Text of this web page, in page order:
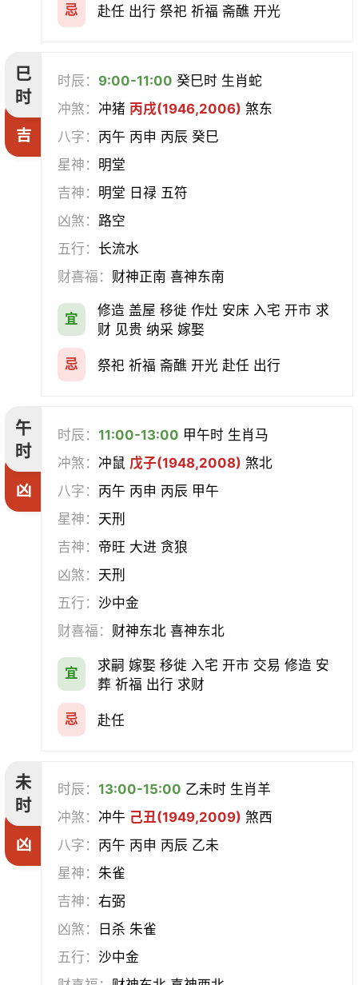
忌 赴任 出行 祭祀 祈福 斋醮 开光
巳
时
吉
时辰： 9:00-11:00 癸巳时 生肖蛇
冲煞：冲猪 丙戌(1946,2006) 煞东
八字： 丙午 丙申 丙辰 癸巳
星神： 明堂
吉神： 明堂 日禄 五符
凶煞： 路空
五行： 长流水
财喜福： 财神正南 喜神东南
宜
修造 盖屋 移徙 作灶 安床 入宅 开市 求
财 见贵 纳采 嫁娶
忌 祭祀 祈福 斋醮 开光 赴任 出行
午
时
凶
时辰：11:00-13:00 甲午时 生肖马
冲煞：冲鼠 戊子(1948,2008) 煞北
八字： 丙午 丙申 丙辰 甲午
星神： 天刑
吉神： 帝旺 大进 贪狼
凶煞： 天刑
五行：沙中金
财喜福： 财神东北 喜神东北
宜
求嗣 嫁娶 移徙 入宅 开市 交易 修造 安
葬 祈福 出行 求财
忌 赴任
未
时
凶
时辰：13:00-15:00 乙未时 生肖羊
冲煞：冲牛 己丑(1949,2009) 煞西
八字： 丙午 丙申 丙辰 乙未
星神：朱雀
吉神：右弼
凶煞：
日杀 朱雀
五行：沙中金